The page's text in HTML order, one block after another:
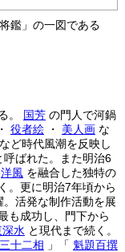
鑑」の一図である
。 国芳の門人で河鍋
役者絵・ 美人画な
ど時代風潮を反映し
ばれた。また明治6
洋風を融合した独特の
。更に明治7年頃から
活発な制作活動を展
も成功し、門下から
水 と現代まで続く。
十二相 」「 魁題百撰